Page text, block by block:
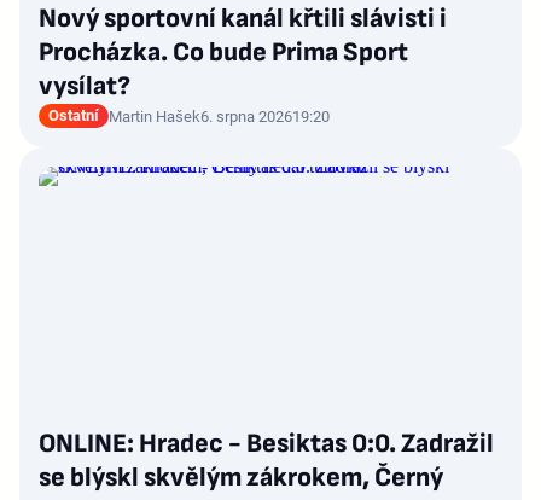
Nový sportovní kanál křtili slávisti i
Procházka. Co bude Prima Sport
vysílat?
Ostatní Martin Hašek6. srpna 202619:20
ONLINE: Hradec - Besiktas 0:0. Zadražil
se blýskl skvělým zákrokem, Černý